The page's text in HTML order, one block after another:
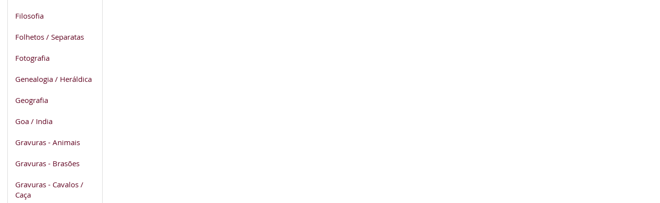
Filosofia
Folhetos / Separatas
Fotografia
Genealogia / Heráldica
Geografia
Goa / India
Gravuras - Animais
Gravuras - Brasões
Gravuras - Cavalos /
Caça